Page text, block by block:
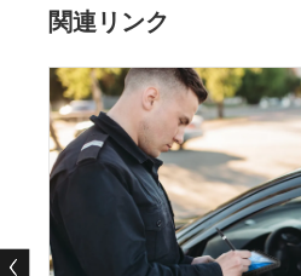
関連リンク